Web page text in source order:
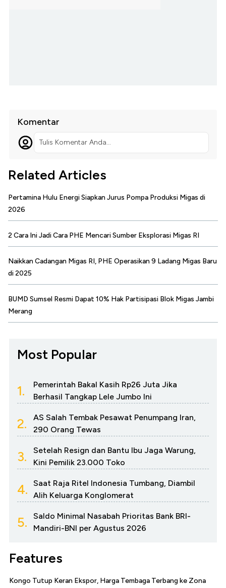
Komentar
Tulis Komentar Anda...
Related Articles
Pertamina Hulu Energi Siapkan Jurus Pompa Produksi Migas di
2026
2 Cara Ini Jadi Cara PHE Mencari Sumber Eksplorasi Migas RI
Naikkan Cadangan Migas RI, PHE Operasikan 9 Ladang Migas Baru
di 2025
BUMD Sumsel Resmi Dapat 10% Hak Partisipasi Blok Migas Jambi
Merang
Most Popular
1.
Pemerintah Bakal Kasih Rp26 Juta Jika
Berhasil Tangkap Lele Jumbo Ini
2.
AS Salah Tembak Pesawat Penumpang Iran,
290 Orang Tewas
3.
Setelah Resign dan Bantu Ibu Jaga Warung,
Kini Pemilik 23.000 Toko
4.
Saat Raja Ritel Indonesia Tumbang, Diambil
Alih Keluarga Konglomerat
5.
Saldo Minimal Nasabah Prioritas Bank BRI-
Mandiri-BNI per Agustus 2026
Features
Kongo Tutup Keran Ekspor, Harga Tembaga Terbang ke Zona